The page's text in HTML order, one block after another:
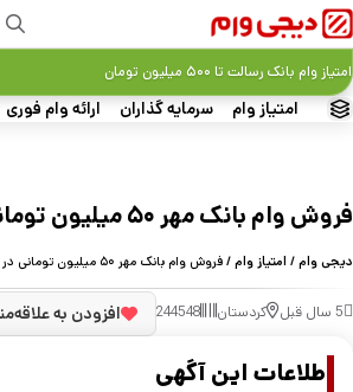
امتیاز وام سرمایه گذاران ارائه وام فوری
امتیاز وام بانک رسالت تا ۵۰۰ میلیون تومان
فروش وام بانک مهر ۵۰ میلیون تومانی در سنندج
دیجی وام/ امتیاز وام/ فروش وام بانک مهر ۵۰ میلیون تومانی در سنندج
5 سال قبل کردستان 244548 افزودن به
اطلاعات این آگهی